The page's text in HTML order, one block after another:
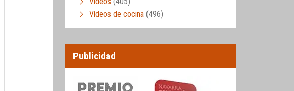
Vídeos de cocina (496)
Publicidad